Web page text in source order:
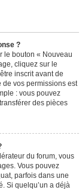
?
le bouton « Nouveau
cliquez sur le
inscrit avant de
vos permissions est
: vous pouvez
des pièces
du forum, vous
Vous pouvez
parfois dans une
Si quelqu’un a déjà